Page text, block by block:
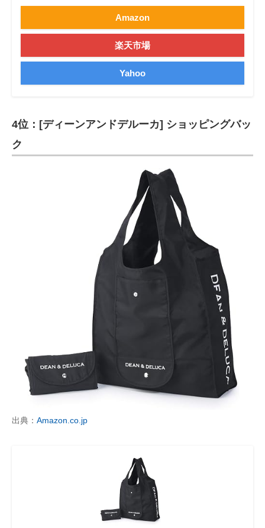
Amazon
楽天市場
Yahoo
4位：[ディーンアンドデルーカ] ショッピングバッ
ク
出典： Amazon.co.jp